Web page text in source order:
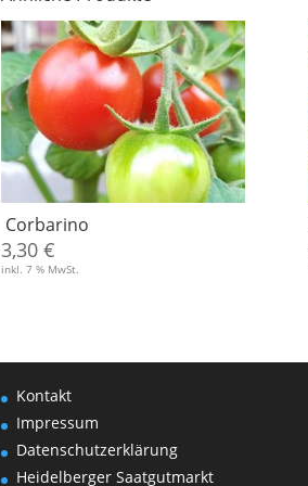
Corbarino
3,30€
inkl. 7 % MwSt.
Kontakt
Impressum
Datenschutzerklärung
Heidelberger Saatgutmarkt